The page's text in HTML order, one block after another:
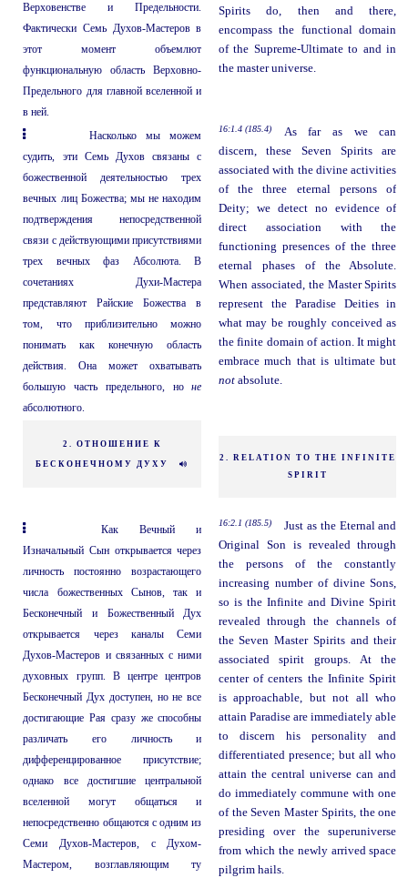
Верховенстве и Предельности.
Фактически Семь Духов-Мастеров в
этот момент объемлют
функциональную область Верховно-
Предельного для главной вселенной и
в ней.
Spirits do, then and there,
encompass the functional domain
of the Supreme-Ultimate to and in
the master universe.
Насколько мы можем
судить, эти Семь Духов связаны с
божественной деятельностью трех
вечных лиц Божества; мы не находим
подтверждения непосредственной
связи с действующими присутствиями
трех вечных фаз Абсолюта. В
сочетаниях Духи-Мастера
представляют Райские Божества в
том, что приблизительно можно
понимать как конечную область
действия. Она может охватывать
большую часть предельного, ноне
абсолютного.
16:1.4 (185.4)
As far as we can
discern, these Seven Spirits are
associated with the divine activities
of the three eternal persons of
Deity; we detect no evidence of
direct association with the
functioning presences of the three
eternal phases of the Absolute.
When associated, the Master Spirits
represent the Paradise Deities in
what may be roughly conceived as
the finite domain of action. It might
embrace much that is ultimate but
notabsolute.
2. ОТНОШЕНИЕ К
БЕСКОНЕЧНОМУ ДУХУ
2. RELATION TO THE INFINITE
SPIRIT
Как Вечный и
Изначальный Сын открывается через
личность постоянно возрастающего
числа божественных Сынов, так и
Бесконечный и Божественный Дух
открывается через каналы Семи
Духов-Мастеров и связанных с ними
духовных групп. В центре центров
Бесконечный Дух доступен, но не все
достигающие Рая сразу же способны
различать его личность и
дифференцированное присутствие;
однако все достигшие центральной
вселенной могут общаться и
непосредственно общаются с одним из
Семи Духов-Мастеров, с Духом-
Мастером, возглавляющим ту
16:2.1 (185.5)
Just as the Eternal and
Original Son is revealed through
the persons of the constantly
increasing number of divine Sons,
so is the Infinite and Divine Spirit
revealed through the channels of
the Seven Master Spirits and their
associated spirit groups. At the
center of centers the Infinite Spirit
is approachable, but not all who
attain Paradise are immediately able
to discern his personality and
differentiated presence; but all who
attain the central universe can and
do immediately commune with one
of the Seven Master Spirits, the one
presiding over the superuniverse
from which the newly arrived space
pilgrim hails.